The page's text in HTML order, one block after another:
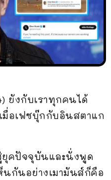
ยังกับเราทุกคนได้
อเฟซบุ๊กกับอินสตาแก
ยุคปัจจุบันและนั่งพูด
กันอย่างเมามันส์ก็คือ